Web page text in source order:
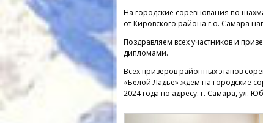
На городские соревнования по
от Кировского района г.о. Самара
Поздравляем всех участников и
дипломами.
Всех призеров районных этапов
«Белой Ладье» ждем на городские
2024 года по адресу: г. Самара, ул.